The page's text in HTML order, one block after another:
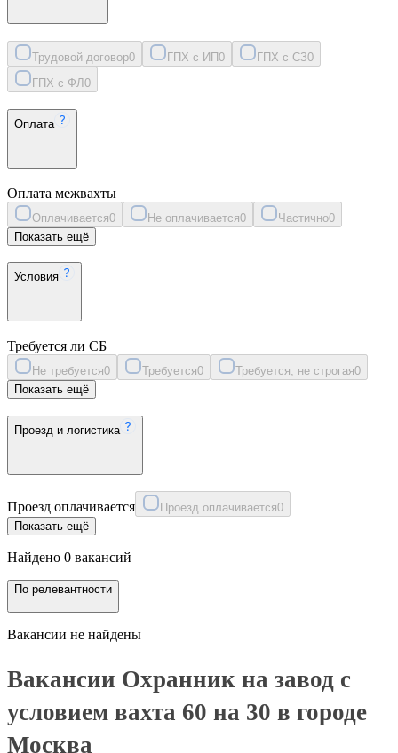
Трудовой договор0 ГПХ с ИП0 ГПХ с СЗ0
ГПХ с ФЛ 0
Оплата
Оплата межвахты
Оплачивается0 Не оплачивается0 Частично0
Показать ещё
Условия
Требуется ли СБ
Не требуется0 Требуется0 Требуется, не строгая0
Показать ещё
Проезд и логистика
Проезд оплачивается Проезд оплачивается0
Показать ещё
Найдено 0 вакансий
По релевантности
Вакансии не найдены
Вакансии Охранник на завод с
условием вахта 60 на 30 в городе
Москва